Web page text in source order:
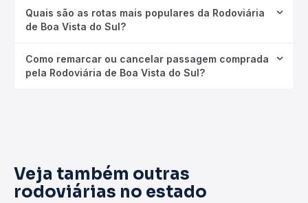
Quais são as rotas mais populares da Rodoviária
de Boa Vista do Sul?
Como remarcar ou cancelar passagem comprada
pela Rodoviária de Boa Vista do Sul?
Veja também outras
rodoviárias no estado